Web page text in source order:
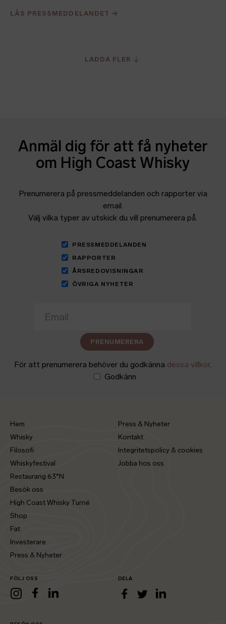
tre röstmässigt största ägarregistrerade aktieägarna i
LÄS PRESSMEDDELANDET →
LADDA FLER
Anmäl dig för att få nyheter
om High Coast Whisky
Prenumerera på pressmeddelanden och rapporter via
email.
Välj vilka typer av utskick du vill prenumerera på.
PRESSMEDDELANDEN
RAPPORTER
ÅRSREDOVISNINGAR
ÖVRIGA NYHETER
För att prenumerera behöver du godkänna dessa villkor.
Godkänn
PRENUMERERA
Hem
Whisky
Filosofi
Whiskyfestival
Restaurang 63°N
Besök oss
High Coast Whisky Turné
Shop
Fat
Investerare
Press & Nyheter
Press & Nyheter
Kontakt
Integritetspolicy & cookies
Jobba hos oss
FÖLJ OSS
InstagramFacebookLinkedIn
DELA
FacebookTwitterLinkedIn